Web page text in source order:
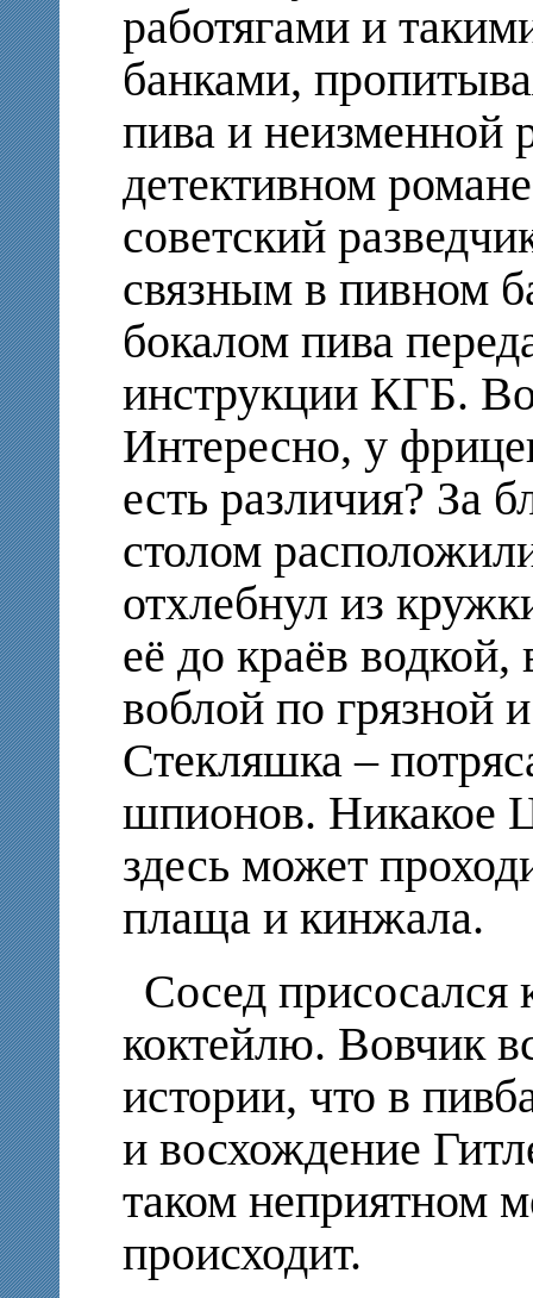
работягами и
банками,
пива и неизменной
детективном
советский
связным в пивном
бокалом пива
инструкции КГБ.
Интересно, у
есть различия? За
столом
отхлебнул из
её до краёв водкой,
воблой по грязной
Стекляшка –
шпионов. Никакое
здесь может
плаща и кинжала.
Сосед присосался
коктейлю. Вовчик
истории, что в
и восхождение
таком неприятном
происходит.